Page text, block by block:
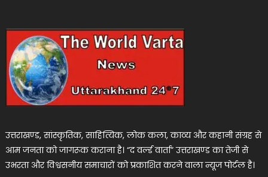
उत्तराखण्ड, सांस्कृतिक, साहित्यिक, लोक कला, काव्य और कहानी संग्रह से
आम जनता को जागरूक कराना है। “द वर्ल्ड वार्ता” उत्तराखण्ड का तेजी से
उभरता और विश्वसनीय समाचारों को प्रकाशित करने वाला न्यूज पोर्टल है।